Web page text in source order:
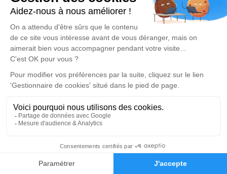
Faire-part Hommages
Quarts, 37190 Druye).
Un service de plantation d’arbre hommage est
disponible ici.
Je rends hommage
Cérémonie religieuse
mardi 11 avril 2023 à 10h30
37510 Ballan-Miré